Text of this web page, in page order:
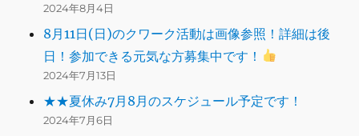
2024年8月4日
8月11日(日)のクワーク活動は画像参照！詳細は後
日！参加できる元気な方募集中です！
2024年7月13日
★★夏休み7月8月のスケジュール予定です！
2024年7月6日